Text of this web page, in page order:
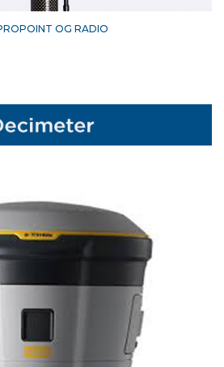
TIL T7/TSC7/TSC510/TSC710
OG RADIO